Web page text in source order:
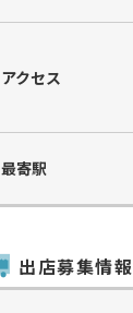
アクセス
最寄駅
出店募集情報